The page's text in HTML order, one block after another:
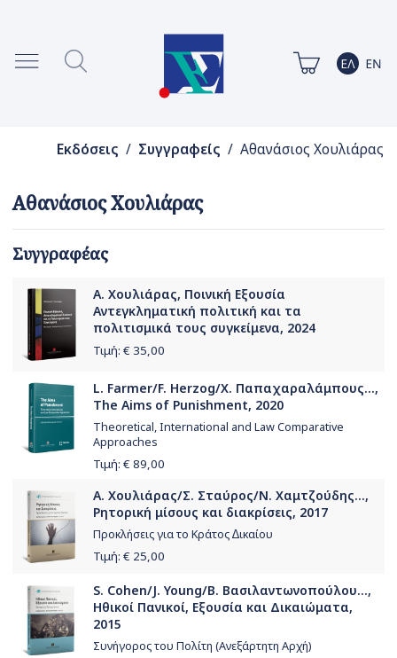
Εκδόσεις / Συγγραφείς / Αθανάσιος Χουλιάρας
Αθανάσιος Χουλιάρας
Συγγραφέας
Α. Χουλιάρας, Ποινική Εξουσία
Αντεγκληματική πολιτική και τα
πολιτισμικά τους συγκείμενα, 2024
Τιμή: € 35,00
L. Farmer/F. Herzog/Χ. Παπαχαραλάμπους...,
The Aims of Punishment, 2020
Theoretical, International and Law Comparative
Approaches
Τιμή: € 89,00
Α. Χουλιάρας/Σ. Σταύρος/Ν. Χαμτζούδης...,
Ρητορική μίσους και διακρίσεις, 2017
Προκλήσεις για το Κράτος ∆ικαίου
Τιμή: € 25,00
S. Cohen/J. Young/Β. Βασιλαντωνοπούλου...,
Ηθικοί Πανικοί, Εξουσία και Δικαιώματα,
2015
Συνήγορος του Πολίτη (Ανεξάρτητη Αρχή)